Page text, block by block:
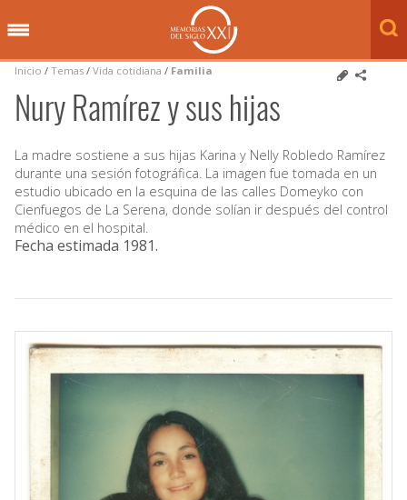
Inicio / Temas / Vida cotidiana / Familia
Nury Ramírez y sus hijas
La madre sostiene a sus hijas Karina y Nelly Robledo Ramírez
durante una sesión fotográfica. La imagen fue tomada en un
estudio ubicado en la esquina de las calles Domeyko con
Cienfuegos de La Serena, donde solían ir después del control
médico en el hospital.
Fecha estimada 1981.